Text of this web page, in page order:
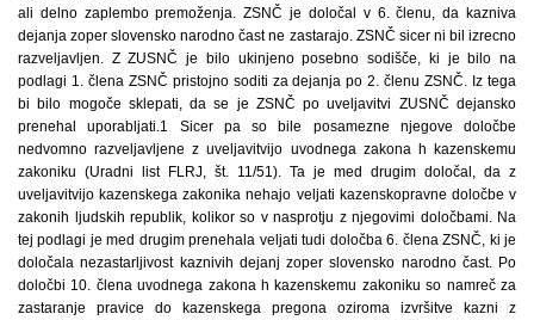
ali delno zaplembo premoženja. ZSNČ je določal v 6. členu, da kazniva
dejanja zoper slovensko narodno čast ne zastarajo. ZSNČ sicer ni bil izrecno
razveljavljen. Z ZUSNČ je bilo ukinjeno posebno sodišče, ki je bilo na
podlagi 1. člena ZSNČ pristojno soditi za dejanja po 2. členu ZSNČ. Iz tega
bi bilo mogoče sklepati, da se je ZSNČ po uveljavitvi ZUSNČ dejansko
prenehal uporabljati.1 Sicer pa so bile posamezne njegove določbe
nedvomno razveljavljene z uveljavitvijo uvodnega zakona h kazenskemu
zakoniku (Uradni list FLRJ, št. 11/51). Ta je med drugim določal, da z
uveljavitvijo kazenskega zakonika nehajo veljati kazenskopravne določbe v
zakonih ljudskih republik, kolikor so v nasprotju z njegovimi določbami. Na
tej podlagi je med drugim prenehala veljati tudi določba 6. člena ZSNČ, ki je
določala nezastarljivost kaznivih dejanj zoper slovensko narodno čast. Po
določbi 10. člena uvodnega zakona h kazenskemu zakoniku so namreč za
zastaranje pravice do kazenskega pregona oziroma izvršitve kazni z